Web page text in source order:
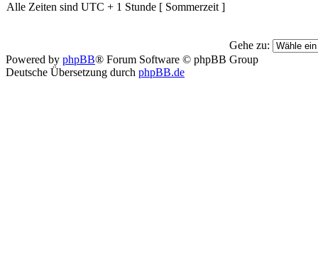
Alle Zeiten sind UTC + 1 Stunde [ Sommerzeit ]
Gehe zu:
Powered by phpBB® Forum Software © phpBB Group
Deutsche Übersetzung durch phpBB.de